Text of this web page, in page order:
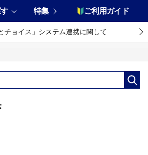
特集 ご利用ガイド
チョイス」システム連携に関して